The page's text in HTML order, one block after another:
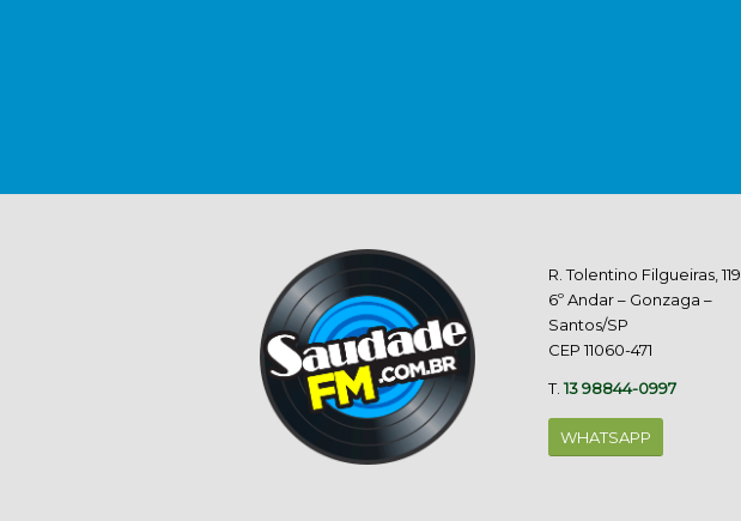
R. Tolentino Filgueiras, 119
6º Andar – Gonzaga –
Santos/SP
CEP 11060-471
T.13 98844-0997
WHATSAPP